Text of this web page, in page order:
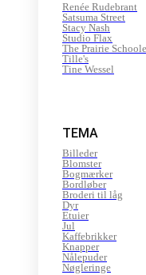
Renée Rudebrant
Satsuma Street
Stacy Nash
Studio Flax
The Prairie
Tille's
Tine Wessel
TEMA
Billeder
Blomster
Bogmærker
Bordløber
Broderi til låg
Dyr
Etuier
Jul
Kaffebrikker
Knapper
Nålepuder
Nøgleringe